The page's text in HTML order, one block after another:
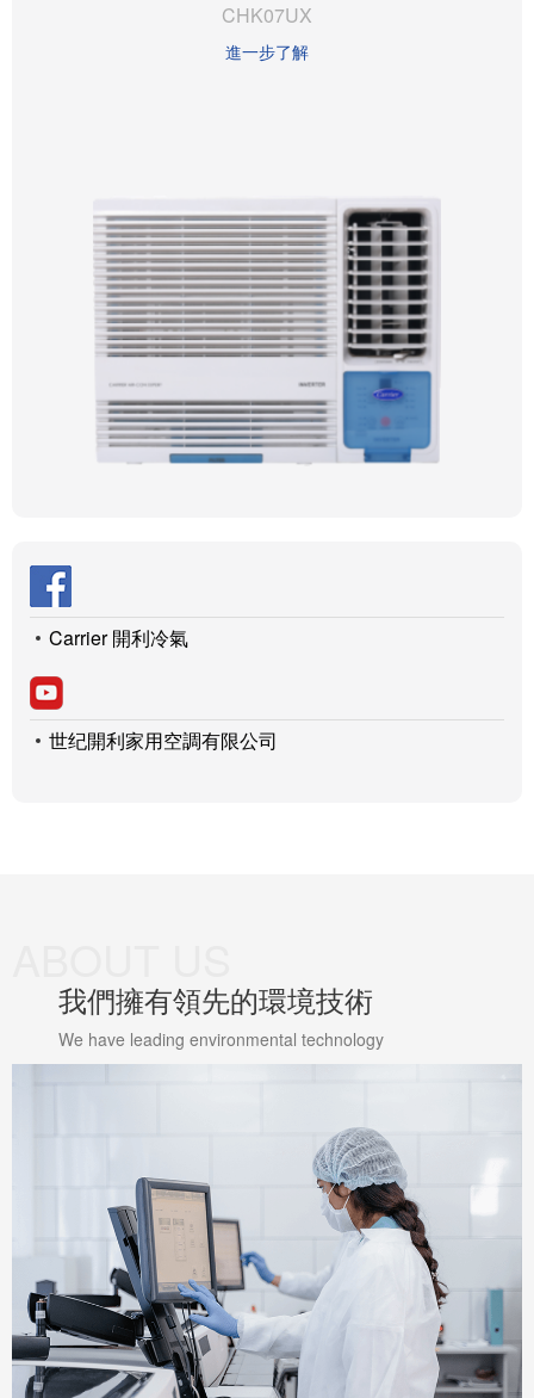
CHK07UX
進一步了解
Carrier 開利冷氣
世纪開利家用空調有限公司
我們擁有領先的環境技術
We have leading environmental technology